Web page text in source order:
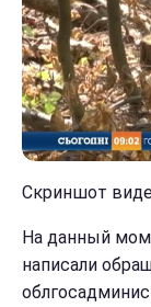
Скриншот
На данный
написали